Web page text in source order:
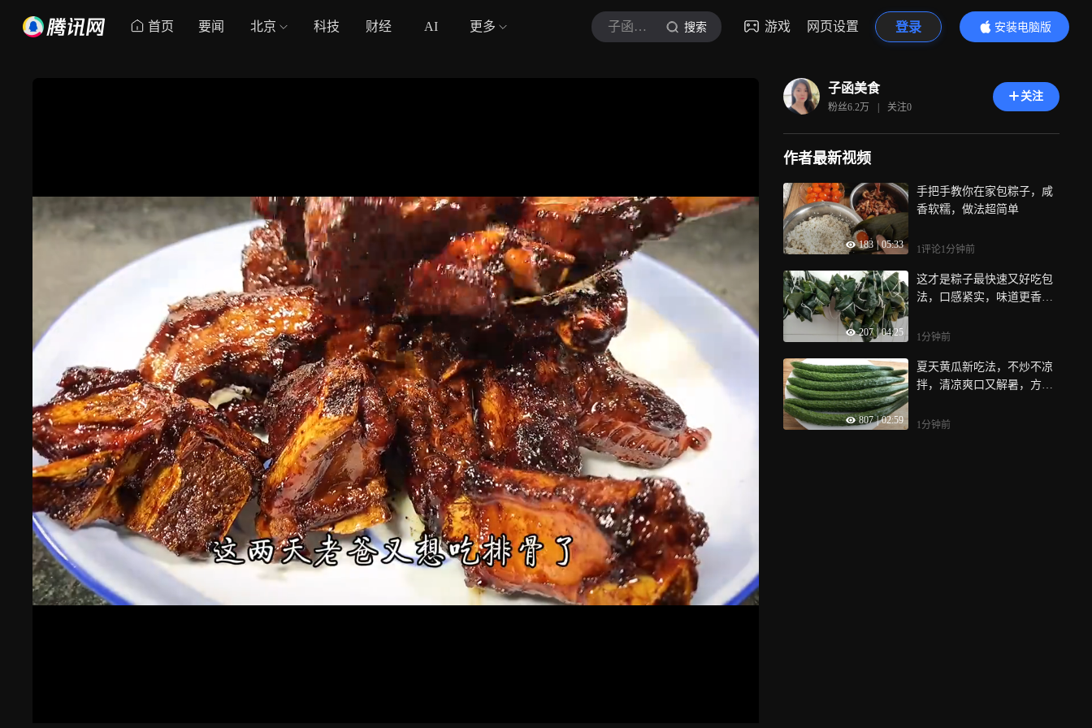
首页 要闻 北京 科技 财经 AI 更多 子函美食 搜索 游戏 网页设置 登录
安装电脑版
内容更精彩
子函美食
粉丝6.2万 | 关注0
关注
作者最新视频
183 | 05:33
手把手教你在家包粽子，咸
香软糯，做法超简单
1评论1分钟前
207 04:25
这才是粽子最快速又好吃包
法，口感紧实，味道更香，
1分钟前
807 | 02:59
夏天黄瓜新吃法，不炒不凉
拌，清凉爽口又解暑，方法
1分钟前